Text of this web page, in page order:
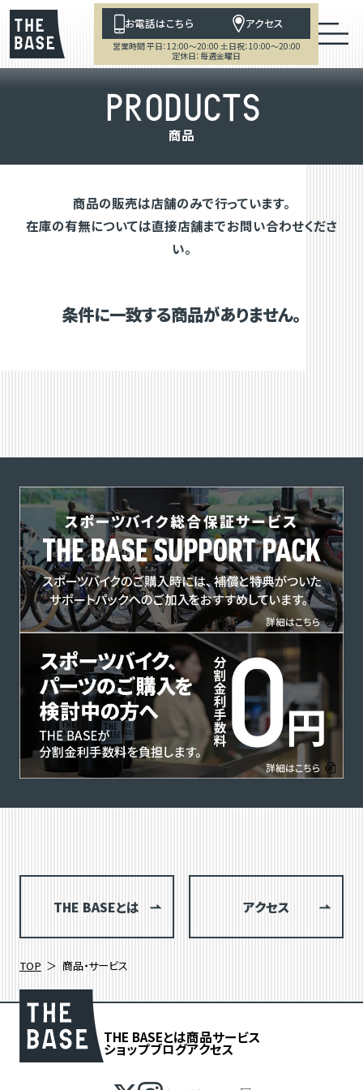
お電話はこちら アクセス
営業時間 平日：12:00～20:00 土日祝：10:00～20:00
定休日：毎週金曜日
PRODUCTS
商品
商品の販売は店舗のみで行っています。
在庫の有無については直接店舗までお問い合わせくださ
い。
条件に一致する商品がありません。
THE BASEとは アクセス
TOP 商品・サービス
THE BASEとは商品サービス
ショップブログアクセス